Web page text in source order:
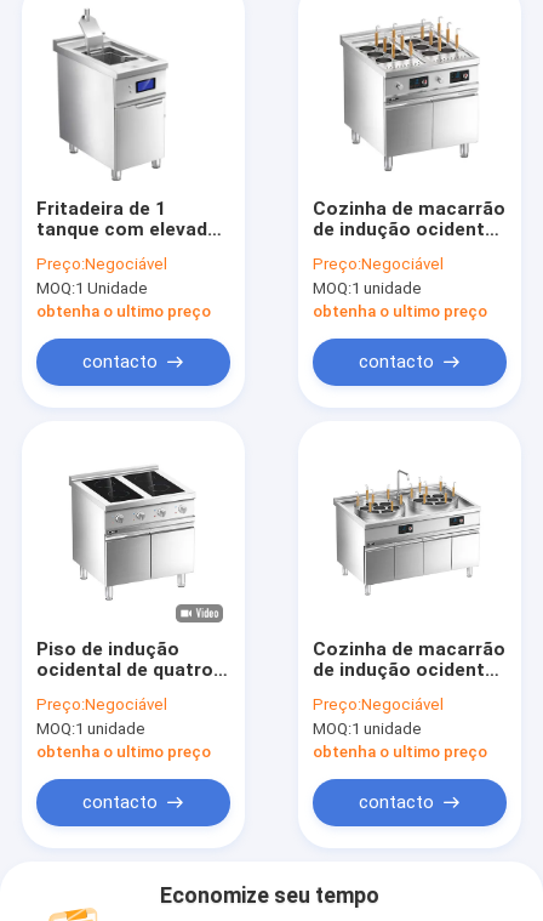
Fritadeira de 1
tanque com elevador
indução ocidental de
piso com gabinete
Preço:Negociável
MOQ:1 Unidade
obtenha o ultimo preço
contacto
Cozinha de macarrão
de indução ocidental
Preço:Negociável
MOQ:1 unidade
obtenha o ultimo preço
contacto
Piso de indução
ocidental de quatro
com armário
Preço:Negociável
MOQ:1 unidade
obtenha o ultimo preço
contacto
Cozinha de macarrão
de indução ocidental
armário
Preço:Negociável
MOQ:1 unidade
obtenha o ultimo preço
contacto
Economize seu tempo